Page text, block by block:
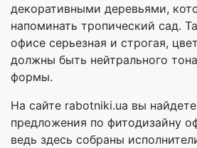
декоративными деревьями,
напоминать тропический сад.
офисе серьезная и строгая,
должны быть нейтрального
формы.
На сайте rabotniki.ua вы
предложения по фитодизайну
ведь здесь собраны